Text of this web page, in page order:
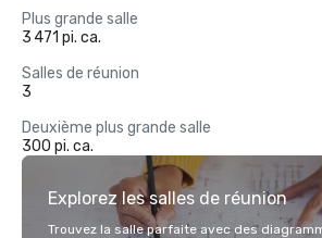
Plus grande salle
3 471 pi. ca.
Salles de réunion
3
Deuxième plus grande salle
300 pi. ca.
Explorez les salles de réunion
Trouvez la salle parfaite avec des